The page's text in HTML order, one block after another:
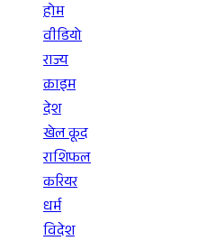
होम
वीडियो
राज्य
क्राइम
देश
खेल कूद
राशिफल
करियर
धर्म
विदेश